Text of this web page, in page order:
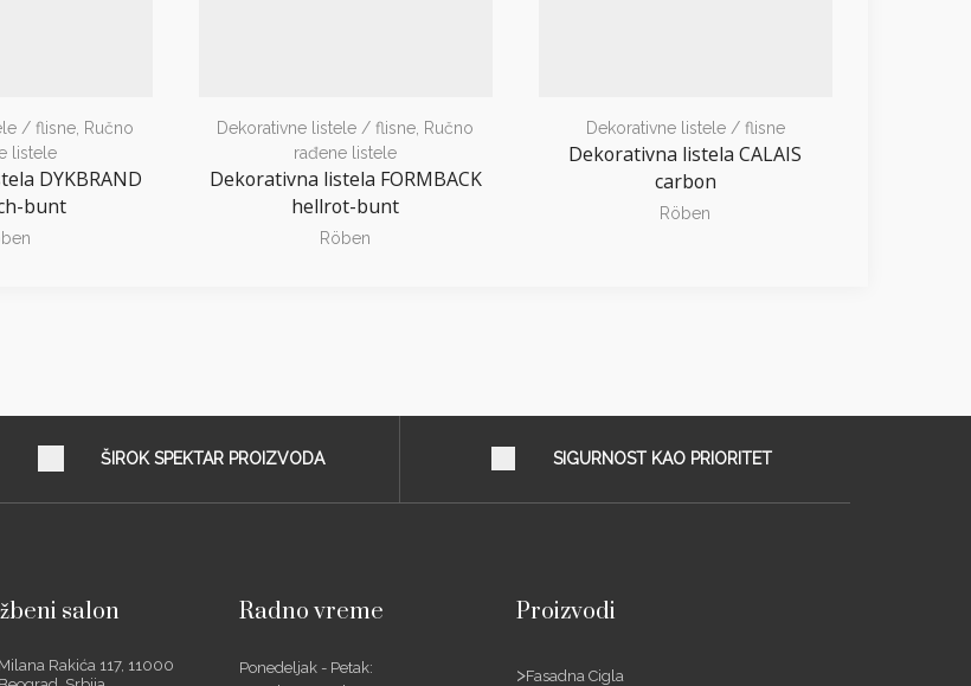
/ flisne, Ručno
listele
DYKBRAND
bunt
Dekorativne listele / flisne Ručno
rađene listele
Dekorativna listela FORMBACK
hellrot-bunt
Röben
Dekorativne listele / flisne
Dekorativna listela CALAIS
carbon
Röben
ŠIROK SPEKTAR PROIZVODA SIGURNOST KAO PRIORITET
salon
Milana Rakića 117, 11000
Radno vreme
Ponedeljak - Petak:
Proizvodi
Fasadna Cigla